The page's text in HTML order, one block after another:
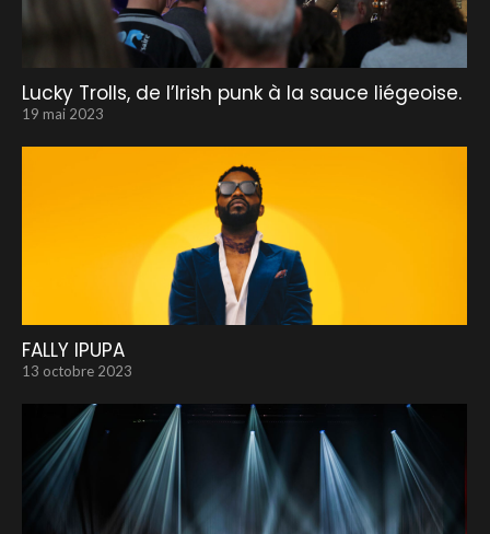
Lucky Trolls, de l’Irish punk à la sauce liégeoise.
19 mai 2023
FALLY IPUPA
13 octobre 2023